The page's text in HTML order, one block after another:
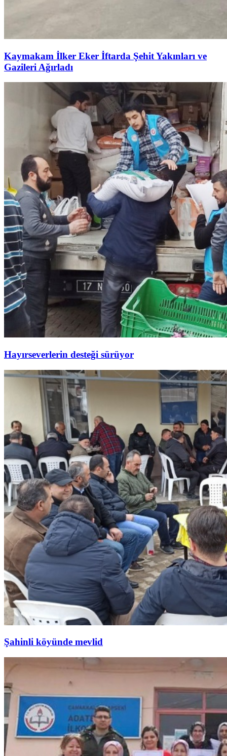
Kaymakam İlker Eker İftarda Şehit Yakınları ve
Gazileri Ağırladı
Hayırseverlerin desteği sürüyor
Şahinli köyünde mevlid